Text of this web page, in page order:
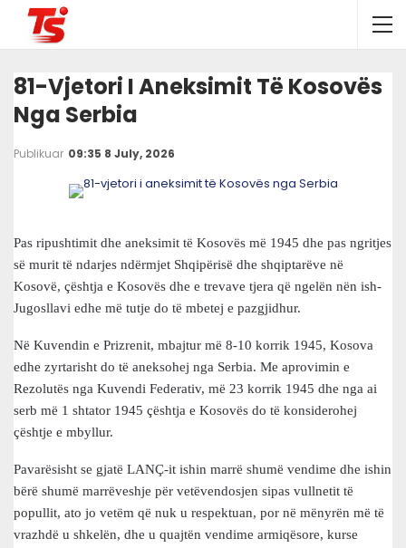
81-Vjetori I Aneksimit Të Kosovës
Nga Serbia
Publikuar 09:35 8 July, 2026
Pas ripushtimit dhe aneksimit të Kosovës më 1945 dhe pas ngritjes
së murit të ndarjes ndërmjet Shqipërisë dhe shqiptarëve në
Kosovë, çështja e Kosovës dhe e trevave tjera që ngelën nën ish-
Jugosllavi edhe më tutje do të mbetej e pazgjidhur.
Në Kuvendin e Prizrenit, mbajtur më 8-10 korrik 1945, Kosova
edhe zyrtarisht do të aneksohej nga Serbia. Me aprovimin e
Rezolutës nga Kuvendi Federativ, më 23 korrik 1945 dhe nga ai
serb më 1 shtator 1945 çështja e Kosovës do të konsiderohej
çështje e mbyllur.
Pavarësisht se gjatë LANÇ-it ishin marrë shumë vendime dhe ishin
bërë shumë marrëveshje për vetëvendosjen sipas vullnetit të
popullit, ato jo vetëm që nuk u respektuan, por në mënyrën më të
vrazhdë u shkelën, dhe u quajtën vendime armiqësore, kurse